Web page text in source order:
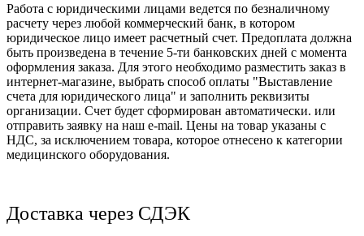
Работа с юридическими лицами ведется по безналичному
расчету через любой коммерческий банк, в котором
юридическое лицо имеет расчетный счет. Предоплата должна
быть произведена в течение 5-ти банковских дней с момента
оформления заказа. Для этого необходимо разместить заказ в
интернет-магазине, выбрать способ оплаты "Выставление
счета для юридического лица" и заполнить реквизиты
организации. Счет будет сформирован автоматически. или
отправить заявку на наш e-mail. Цены на товар указаны с
НДС, за исключением товара, которое отнесено к категории
медицинского оборудования.
Доставка через СДЭК